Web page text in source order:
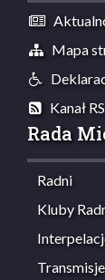
Mapa
Kanał
Rada
Radni
Kluby